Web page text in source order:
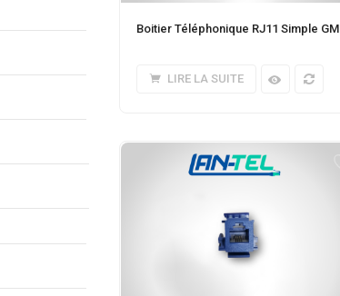
Boitier Téléphonique RJ11 Simple GM
LIRE LA SUITE